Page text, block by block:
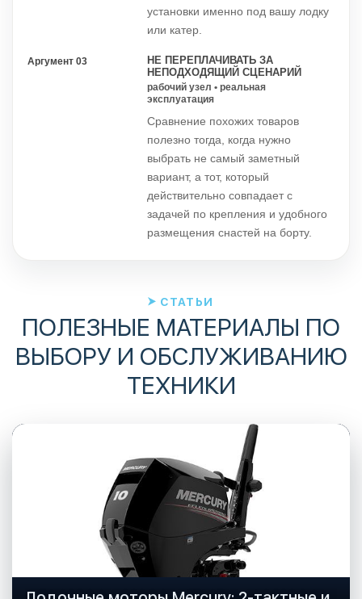
установки именно под вашу лодку
или катер.
Аргумент 03
НЕ ПЕРЕПЛАЧИВАТЬ ЗА
НЕПОДХОДЯЩИЙ СЦЕНАРИЙ
рабочий узел • реальная
эксплуатация
Сравнение похожих товаров
полезно тогда, когда нужно
выбрать не самый заметный
вариант, а тот, который
действительно совпадает с
задачей по крепления и удобного
размещения снастей на борту.
СТАТЬИ
ПОЛЕЗНЫЕ МАТЕРИАЛЫ ПО
ВЫБОРУ И ОБСЛУЖИВАНИЮ
ТЕХНИКИ